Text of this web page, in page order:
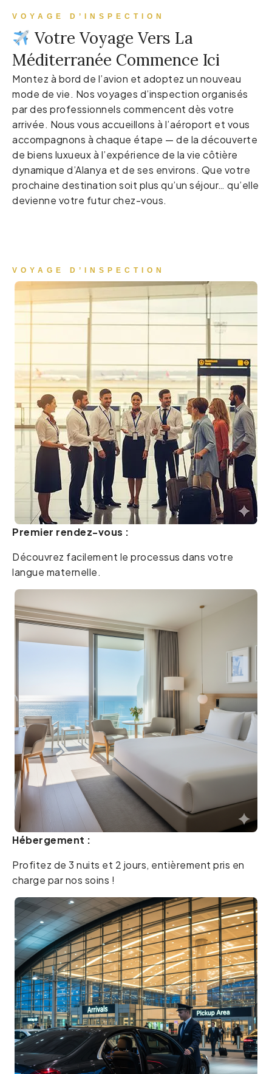
VOYAGE D’INSPECTION
Votre Voyage Vers La
Méditerranée Commence Ici
Montez à bord de l’avion et adoptez un nouveau
mode de vie. Nos voyages d’inspection organisés
par des professionnels commencent dès votre
arrivée. Nous vous accueillons à l’aéroport et vous
accompagnons à chaque étape — de la découverte
de biens luxueux à l’expérience de la vie côtière
dynamique d’Alanya et de ses environs. Que votre
prochaine destination soit plus qu’un séjour… qu’elle
devienne votre futur chez-vous.
VOYAGE D’INSPECTION
Premier rendez-vous :
Découvrez facilement le processus dans votre
langue maternelle.
Hébergement :
Profitez de 3 nuits et 2 jours, entièrement pris en
charge par nos soins !